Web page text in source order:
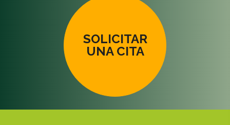
SOLICITAR
UNA CITA